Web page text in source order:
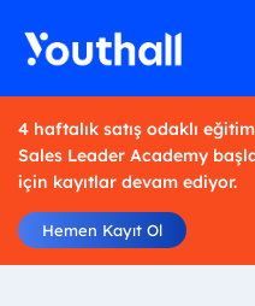
4 haftalık satış odaklı
Sales Leader Academy
için kayıtlar devam ediyor.
Hemen Kayıt Ol